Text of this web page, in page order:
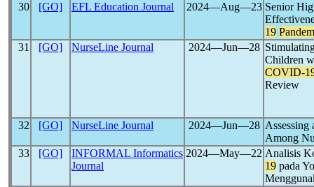
30 [GO] EFL Education Journal 2024―Aug―23 Senior
19
31
[GO] NurseLine Journal 2024―Jun―28
Children
COVID-
Review
32 [GO] NurseLine Journal 2024―Jun―28
Among
33
[GO]
INFORMAL Informatics
Journal
2024―May―22 Analisis
19 pada